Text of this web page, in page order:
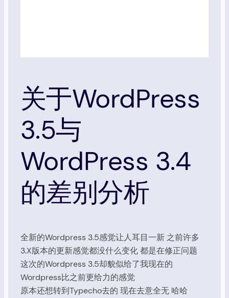
关于WordPress
3.5与
WordPress 3.4
的差别分析
全新的Wordpress 3.5感觉让人耳目一新 之前许多
3.X版本的更新感觉都没什么变化 都是在修正问题
这次的Wordpress 3.5却貌似给了我现在的
Wordpress比之前更给力的感觉
原本还想转到Typecho去的 现在去意全无 哈哈